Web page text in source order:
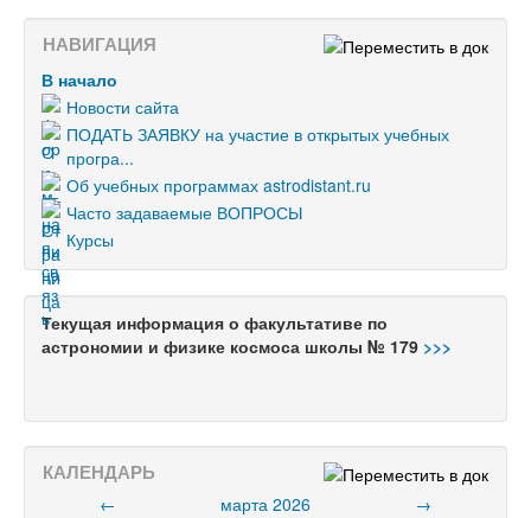
НАВИГАЦИЯ
В начало
Новости сайта
ПОДАТЬ ЗАЯВКУ на участие в открытых учебных
програ...
Об учебных программах astrodistant.ru
Часто задаваемые ВОПРОСЫ
Курсы
Текущая информация о факультативе по
астрономии и физике космоса школы № 179 >>>
КАЛЕНДАРЬ
← марта 2026 →